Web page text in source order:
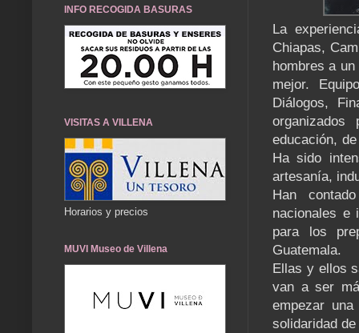
La
Chiapas,
hombres a
mejor.
Diálogos,
organizados
educación,
Ha sido
artesanía,
Han
nacionales e
para los
Guatemala.
Ellas y ellos
van a ser
empezar
solidaridad
INFO RECOGIDA BASURAS
VISITAS A VILLENA
Horarios y precios
MUVI Museo de Villena